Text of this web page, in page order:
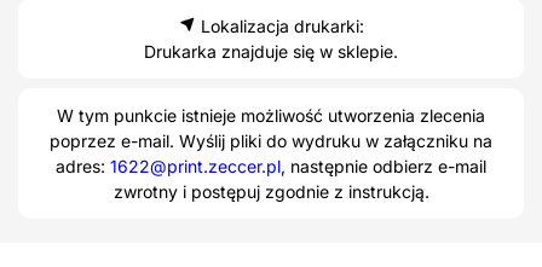
Lokalizacja drukarki:
Drukarka znajduje się w sklepie.
W tym punkcie istnieje możliwość utworzenia zlecenia
poprzez e-mail. Wyślij pliki do wydruku w załączniku na
adres: 1622@print.zeccer.pl, następnie odbierz e-mail
zwrotny i postępuj zgodnie z instrukcją.